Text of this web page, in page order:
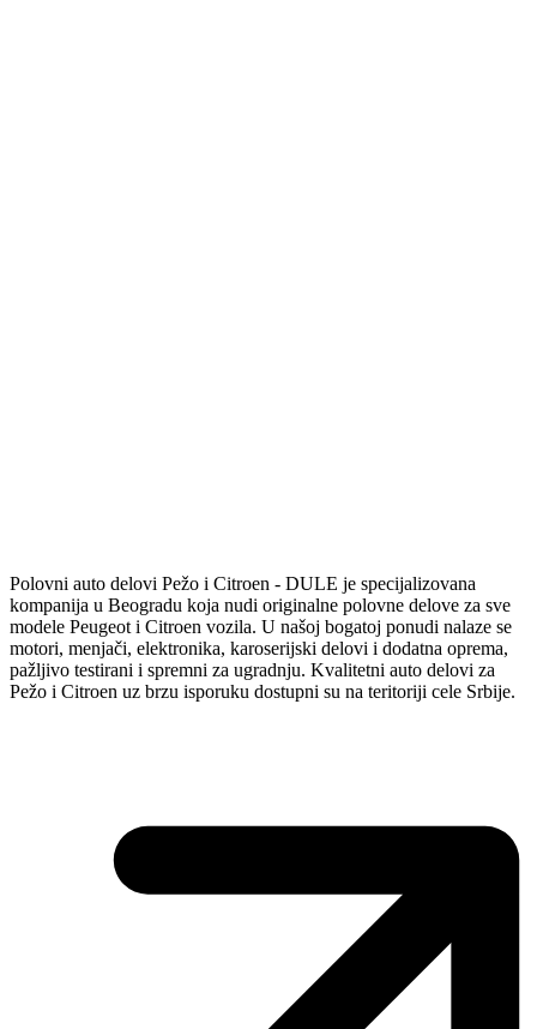
Polovni auto delovi Pežo i Citroen - DULE je specijalizovana
kompanija u Beogradu koja nudi originalne polovne delove za sve
modele Peugeot i Citroen vozila. U našoj bogatoj ponudi nalaze se
motori, menjači, elektronika, karoserijski delovi i dodatna oprema,
pažljivo testirani i spremni za ugradnju. Kvalitetni auto delovi za
Pežo i Citroen uz brzu isporuku dostupni su na teritoriji cele Srbije.